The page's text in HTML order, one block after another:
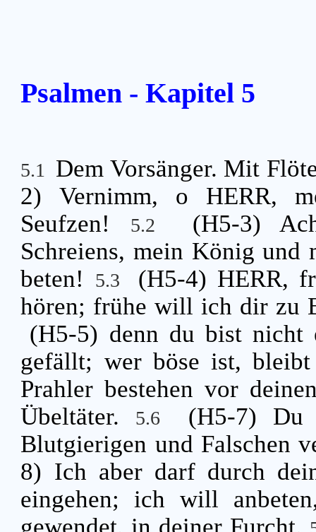
Psalmen - Kapitel 5
5.1
Dem Vorsänger. Mit
2) Vernimm, o HERR,
Seufzen!
5.2
(H5-3)
Schreiens, mein König
beten!
5.3
(H5-4) HERR,
hören; frühe will ich dir zu
(H5-5) denn du bist nicht
gefällt; wer böse ist,
Prahler bestehen vor
Übeltäter.
5.6
(H5-7) Du
Blutgierigen und Falschen
8) Ich aber darf durch
eingehen; ich will
gewendet, in deiner Furcht.